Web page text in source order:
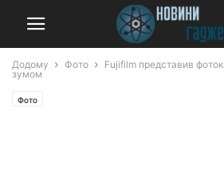
Додому Фото
Fujifilm представив
зумом
Фото